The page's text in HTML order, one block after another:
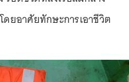
ดยอาศัยทักษะการเอาชีวิต